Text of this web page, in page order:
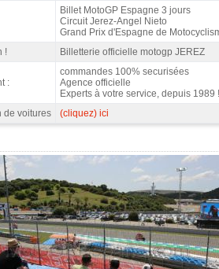
C3 MotoGP Jerez 2026 - Caractéristiques
Billet MotoGP Espagne 3 jours
Circuit Jerez-Angel Nieto
Grand Prix d'Espagne de
!
Billetterie officielle motogp JEREZ
:
commandes 100% securisées
Agence officielle
Experts à votre service, depuis 1989 !
de voitures
(cliquez) ici